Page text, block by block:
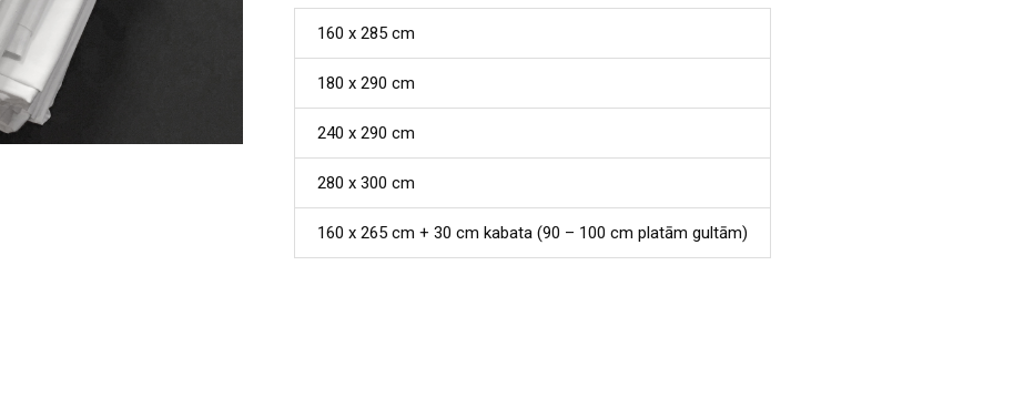
160 x 285 cm
180 x 290 cm
240 x 290 cm
280 x 300 cm
160 x 265 cm + 30 cm kabata (90 – 100 cm platām gultām)